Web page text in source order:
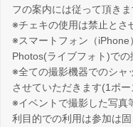
フの案内には従って頂きま
※チェキの使用は禁止とさ
※スマートフォン（
Photos(ライブフォト)で
※全ての撮影機器でのシャ
させていただきます(1ポ
※イベントで撮影した写真
利目的での利用は参加は